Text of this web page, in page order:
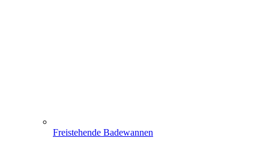
Freistehende Badewannen